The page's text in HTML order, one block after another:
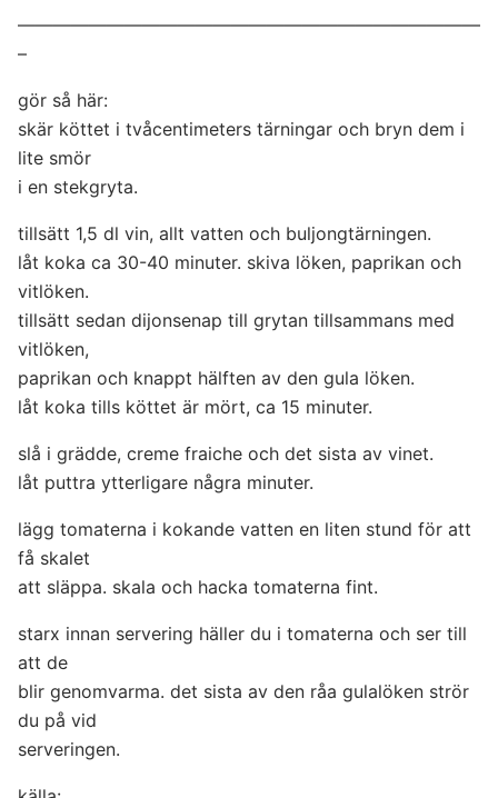
——————————————————————————
–
gör så här:
skär köttet i tvåcentimeters tärningar och bryn dem i
lite smör
i en stekgryta.
tillsätt 1,5 dl vin, allt vatten och buljongtärningen.
låt koka ca 30-40 minuter. skiva löken, paprikan och
vitlöken.
tillsätt sedan dijonsenap till grytan tillsammans med
vitlöken,
paprikan och knappt hälften av den gula löken.
låt koka tills köttet är mört, ca 15 minuter.
slå i grädde, creme fraiche och det sista av vinet.
låt puttra ytterligare några minuter.
lägg tomaterna i kokande vatten en liten stund för att
få skalet
att släppa. skala och hacka tomaterna fint.
starx innan servering häller du i tomaterna och ser till
att de
blir genomvarma. det sista av den råa gulalöken strör
du på vid
serveringen.